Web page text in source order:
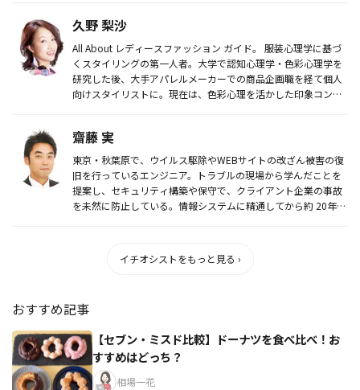
久野 梨沙
All About レディースファッション ガイド。 服装心理学に基づ
くスタイリングの第一人者。大学で認知心理学・色彩心理学を
研究した後、大手アパレルメーカーでの商品企画職を経て個人
向けスタイリストに。現在は、色彩心理を活かした印象コン
齋藤 実
東京・秋葉原で、ウイルス駆除やWEBサイトの改ざん被害の復
旧を行っているエンジニア。トラブルの現場から学んだことを
提案し、セキュリティ構築や保守で、クライアント企業の事故
を未然に防止している。情報システムに精通してから約 20年、
イチオシストをもっと見る ›
おすすめ記事
【セブン・ミスド比較】ドーナツを食べ比べ！お
すすめはどっち？
相場一花